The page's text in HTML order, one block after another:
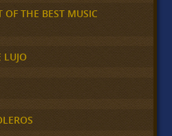
THE BEST MUSIC
LUJO